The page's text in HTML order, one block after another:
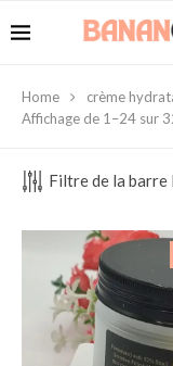
Home
crème
Affichage de 1–24 sur
Filtre de la